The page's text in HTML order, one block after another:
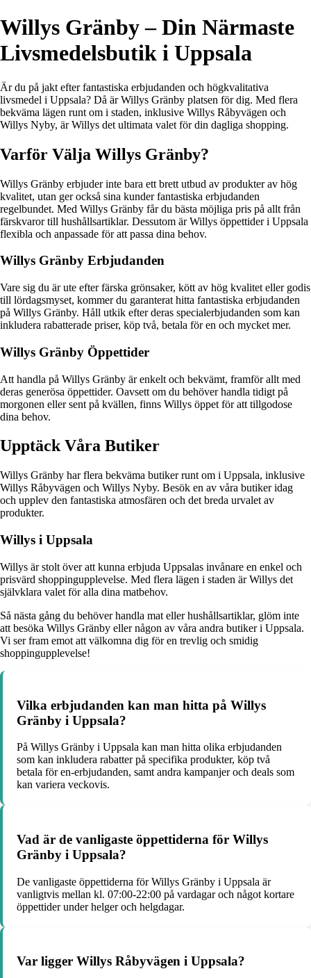
Willys Gränby – Din Närmaste
Livsmedelsbutik i Uppsala
Är du på jakt efter fantastiska erbjudanden och högkvalitativa
livsmedel i Uppsala? Då är Willys Gränby platsen för dig. Med flera
bekväma lägen runt om i staden, inklusive Willys Råbyvägen och
Willys Nyby, är Willys det ultimata valet för din dagliga shopping.
Varför Välja Willys Gränby?
Willys Gränby erbjuder inte bara ett brett utbud av produkter av hög
kvalitet, utan ger också sina kunder fantastiska erbjudanden
regelbundet. Med Willys Gränby får du bästa möjliga pris på allt från
färskvaror till hushållsartiklar. Dessutom är Willys öppettider i Uppsala
flexibla och anpassade för att passa dina behov.
Willys Gränby Erbjudanden
Vare sig du är ute efter färska grönsaker, kött av hög kvalitet eller godis
till lördagsmyset, kommer du garanterat hitta fantastiska erbjudanden
på Willys Gränby. Håll utkik efter deras specialerbjudanden som kan
inkludera rabatterade priser, köp två, betala för en och mycket mer.
Willys Gränby Öppettider
Att handla på Willys Gränby är enkelt och bekvämt, framför allt med
deras generösa öppettider. Oavsett om du behöver handla tidigt på
morgonen eller sent på kvällen, finns Willys öppet för att tillgodose
dina behov.
Upptäck Våra Butiker
Willys Gränby har flera bekväma butiker runt om i Uppsala, inklusive
Willys Råbyvägen och Willys Nyby. Besök en av våra butiker idag
och upplev den fantastiska atmosfären och det breda urvalet av
produkter.
Willys i Uppsala
Willys är stolt över att kunna erbjuda Uppsalas invånare en enkel och
prisvärd shoppingupplevelse. Med flera lägen i staden är Willys det
självklara valet för alla dina matbehov.
Så nästa gång du behöver handla mat eller hushållsartiklar, glöm inte
att besöka Willys Gränby eller någon av våra andra butiker i Uppsala.
Vi ser fram emot att välkomna dig för en trevlig och smidig
shoppingupplevelse!
Vilka erbjudanden kan man hitta på Willys
Gränby i Uppsala?
På Willys Gränby i Uppsala kan man hitta olika erbjudanden
som kan inkludera rabatter på specifika produkter, köp två
betala för en-erbjudanden, samt andra kampanjer och deals som
kan variera veckovis.
Vad är de vanligaste öppettiderna för Willys
Gränby i Uppsala?
De vanligaste öppettiderna för Willys Gränby i Uppsala är
vanligtvis mellan kl. 07:00-22:00 på vardagar och något kortare
öppettider under helger och helgdagar.
Var ligger Willys Råbyvägen i Uppsala?